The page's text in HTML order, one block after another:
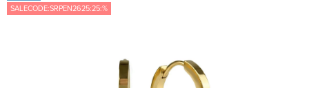
SALECODE:SRPEN2625:25:%